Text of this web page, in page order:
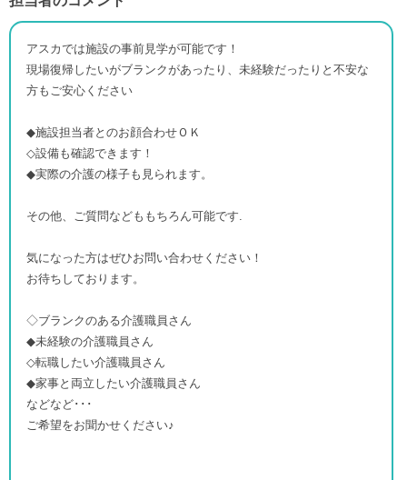
アスカでは施設の事前見学が可能です！
現場復帰したいがブランクがあったり、未経験だったりと不安な
方もご安心ください
◆施設担当者とのお顔合わせＯＫ
◇設備も確認できます！
◆実際の介護の様子も見られます。
その他、ご質問などももちろん可能です.
気になった方はぜひお問い合わせください！
お待ちしております。
◇ブランクのある介護職員さん
◆未経験の介護職員さん
◇転職したい介護職員さん
◆家事と両立したい介護職員さん
などなど･･･
ご希望をお聞かせください♪